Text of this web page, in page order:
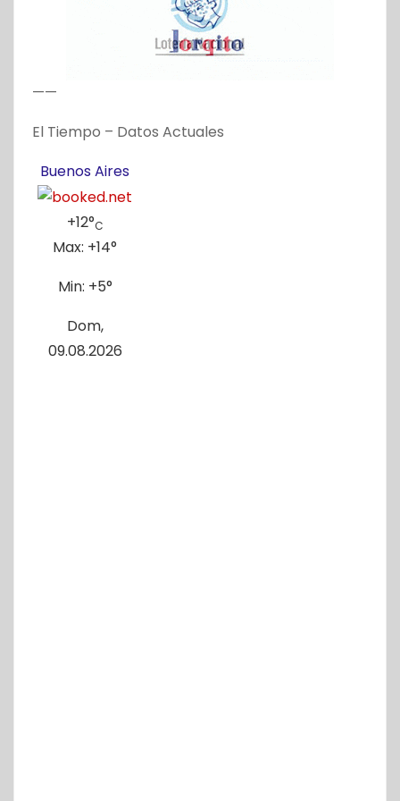
t
——
El Tiempo – Datos Actuales
Buenos Aires
+12°C
Max: +14°
Min: +5°
Dom,
09.08.2026